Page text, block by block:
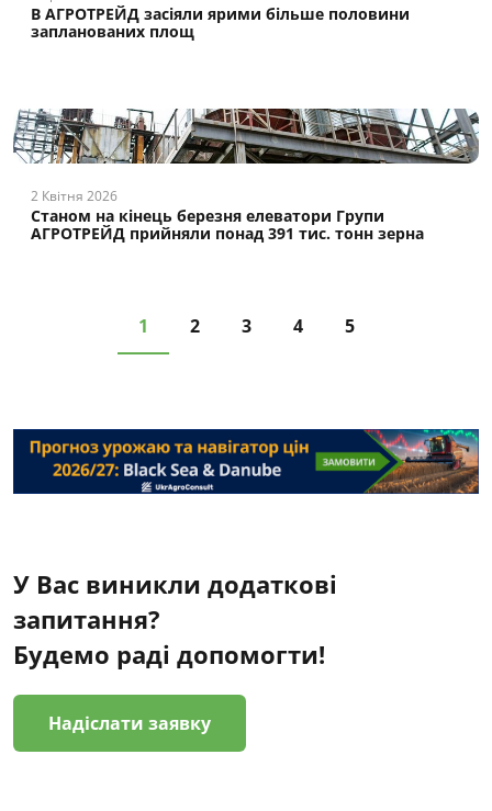
В АГРОТРЕЙД засіяли ярими більше половини
запланованих площ
2 Квітня 2026
Станом на кінець березня елеватори Групи
АГРОТРЕЙД прийняли понад 391 тис. тонн зерна
1 2 3 4 5
У Вас виникли додаткові
запитання?
Будемо раді допомогти!
Надіслати заявку